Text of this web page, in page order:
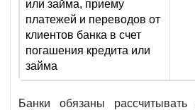
или займа, приему
платежей и переводов от
клиентов банка в счет
погашения кредита или
займа
Банки обязаны рассчитывать